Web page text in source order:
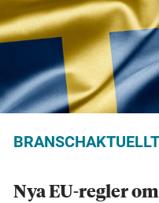
BRANSCHAKTUELLT
Nya EU-regler